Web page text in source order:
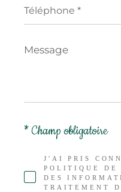
*
Message
*
J'AI PRIS
POLITIQUE DE
DES
TRAITEMENT
* Champ obligatoire